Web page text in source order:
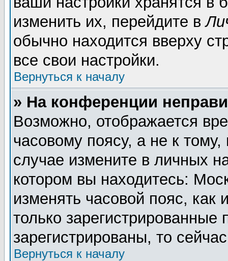
изменить их, перейдите в
обычно находится вверху
все свои настройки.
Вернуться к началу
» На конференции
Возможно, отображается
часовому поясу, а не к
случае измените в личных
котором вы находитесь:
изменять часовой пояс, как
только
зарегистрированы, то
Вернуться к началу